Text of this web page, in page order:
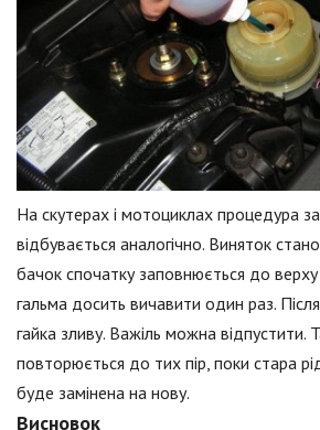
На скутерах і мотоциклах процедура
відбувається аналогічно. Виняток
бачок спочатку заповнюється до
гальма досить вичавити один раз.
гайка зливу. Важіль можна відпустити.
повторюється до тих пір, поки стара
буде замінена на нову.
Висновок